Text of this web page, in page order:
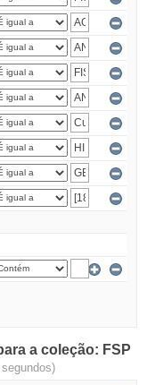
a coleção: FSP